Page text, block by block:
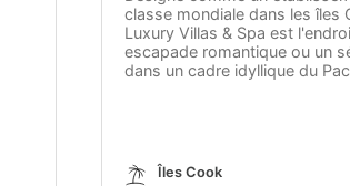
classe mondiale dans les îles
Luxury Villas & Spa est
escapade romantique ou un
dans un cadre idyllique du
Îles Cook